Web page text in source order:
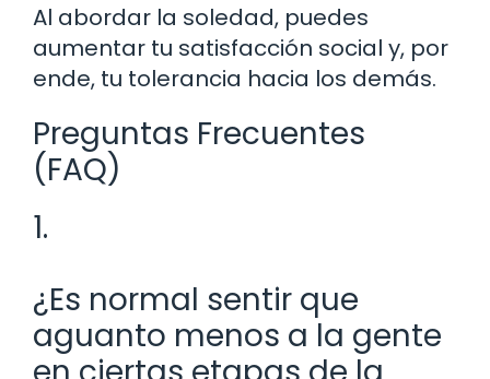
Al abordar la soledad, puedes
aumentar tu satisfacción social y, por
ende, tu tolerancia hacia los demás.
Preguntas Frecuentes
(FAQ)
1.
¿Es normal sentir que
aguanto menos a la gente